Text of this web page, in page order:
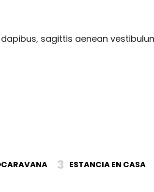
sagittis aenean
3 ESTANCIA EN CASA